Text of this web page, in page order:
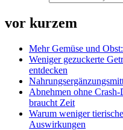
vor kurzem
Mehr Gemüse und
Weniger gezuckerte
entdecken
Abnehmen ohne
braucht Zeit
Warum weniger
Auswirkungen